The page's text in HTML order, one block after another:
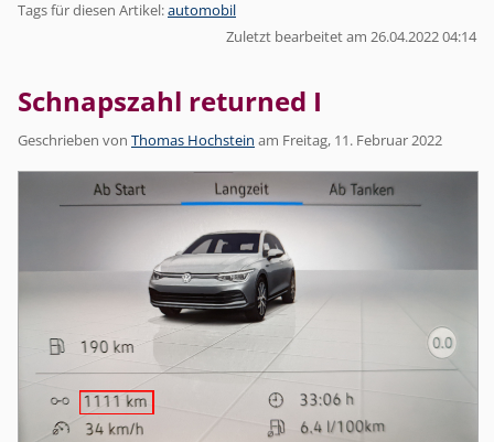
Tags für diesen Artikel:automobil
Zuletzt bearbeitet am 26.04.2022 04:14
Schnapszahl returned I
Geschrieben von Thomas Hochstein am Freitag, 11. Februar 2022